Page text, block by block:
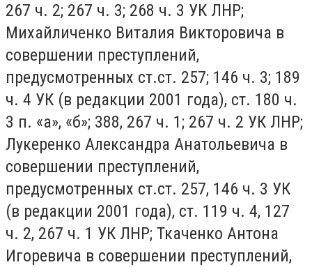
267 ч. 2; 267 ч. 3; 268 ч. 3 УК ЛНР;
Михайличенко Виталия Викторовича в
совершении преступлений,
предусмотренных ст.ст. 257; 146 ч. 3; 189
ч. 4 УК (в редакции 2001 года), ст. 180 ч.
3 п. «а», «б»; 388, 267 ч. 1; 267 ч. 2 УК ЛНР;
Лукеренко Александра Анатольевича в
совершении преступлений,
предусмотренных ст.ст. 257, 146 ч. 3 УК
(в редакции 2001 года), ст. 119 ч. 4, 127
ч. 2, 267 ч. 1 УК ЛНР; Ткаченко Антона
Игоревича в совершении преступлений,